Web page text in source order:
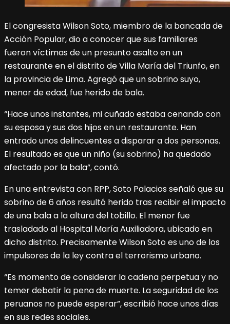
El congresista Wilson Soto, miembro de la bancada de
Acción Popular, dio a conocer que sus familiares
fueron víctimas de un presunto asalto en un
restaurante en el distrito de Villa María del Triunfo, en
la provincia de Lima. Agregó que un sobrino suyo,
menor de edad, fue herido de bala.
“Hace unos instantes, mi cuñado estaba cenando con
su esposa y sus dos hijos en un restaurante. Han
entrado unos delincuentes a disparar a dos personas.
El resultado es que un niño (su sobrino) ha quedado
afectado por la bala”, contó.
En una entrevista con RPP, Soto Palacios señaló que su
sobrino de 6 años resultó herido tras recibir el impacto
de una bala a la altura del tobillo. El menor fue
trasladado al Hospital María Auxiliadora, ubicado en
dicho distrito. Precisamente Wilson Soto es uno de los
impulsores de la ley contra el terrorismo urbano.
“Es momento de considerar la cadena perpetua y no
temer debatir la pena de muerte. La seguridad de los
peruanos no puede esperar”, escribió hace unos días
en sus redes sociales.